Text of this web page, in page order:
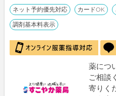
ネット予約優先対応 カードOK
調剤基本料表示
薬につ
ご相談
寄りく